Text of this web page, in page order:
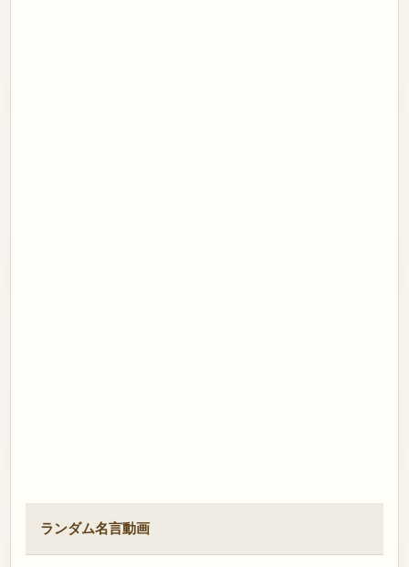
ランダム名言動画